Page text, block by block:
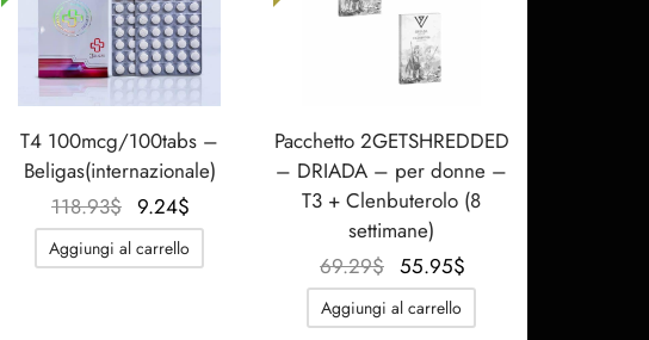
T4 100mcg/100tabs –
Beligas(internazionale)
118.93$ Il prezzo
originale
era:
9.24$
prezzo
attuale
Aggiungi al carrello
Pacchetto 2GETSHREDDED
– DRIADA – per donne –
T3 + Clenbuterolo (8
settimane)
69.29$
Il
prezzo
originale
55.95$
prezzo
Aggiungi al carrello